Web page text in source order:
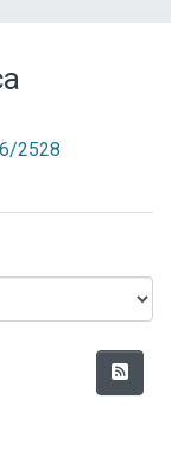
2528